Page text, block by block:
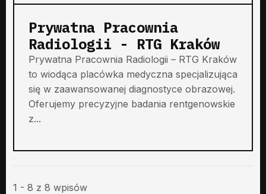
Prywatna Pracownia
Radiologii - RTG Kraków
Prywatna Pracownia Radiologii – RTG Kraków
to wiodąca placówka medyczna specjalizująca
się w zaawansowanej diagnostyce obrazowej.
Oferujemy precyzyjne badania rentgenowskie
z...
1 - 8 z 8 wpisów